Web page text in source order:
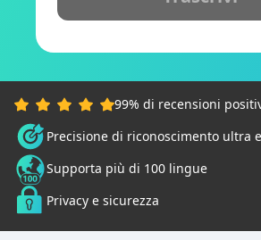
99% di recensioni
Precisione di riconoscimento ultra
Supporta più di 100 lingue
Privacy e sicurezza